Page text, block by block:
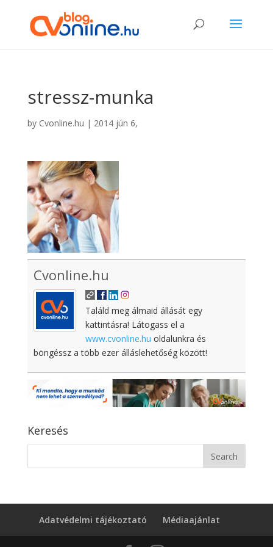
stressz-munka
by Cvonline.hu | 2014 jún 6,
Cvonline.hu
Találd meg álmaid állását egy
kattintásra! Látogass el a
www.cvonline.hu oldalunkra és
böngéssz a több ezer álláslehetőség között!
Keresés
Adatvédelmi tájékoztató Médiaajánlat